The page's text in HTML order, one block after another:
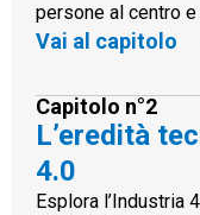
persone al centro
Vai al capitolo
Capitolo n°2
L’eredità
4.0
Esplora l’Industria